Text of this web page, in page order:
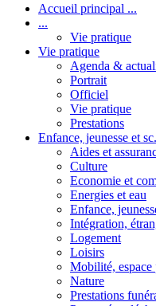
Accueil principal ...
...
Vie pratique
Vie pratique
Agenda &
Portrait
Officiel
Vie pratique
Prestations
Enfance, jeunesse et
Aides et
Culture
Economie et
Energies et eau
Enfance,
Intégration,
Logement
Loisirs
Mobilité, espace
Nature
Prestations